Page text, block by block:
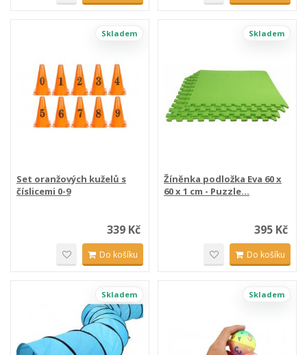
Skladem
Set oranžových kuželů s
číslicemi 0-9
339 Kč
Do košíku
Skladem
Žíněnka podložka Eva 60 x
60 x 1 cm - Puzzle...
395 Kč
Do košíku
Skladem Skladem